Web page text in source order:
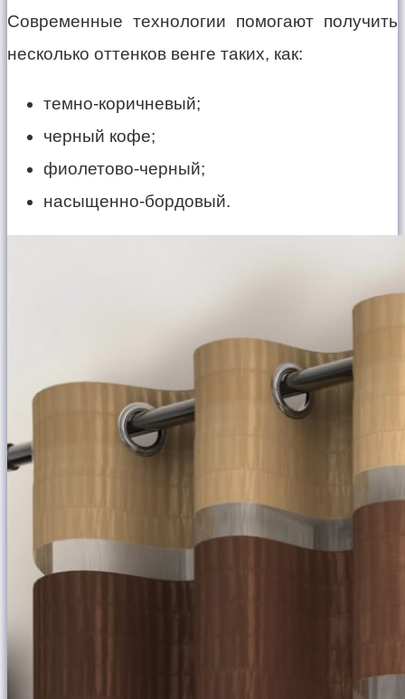
Современные технологии помогают получить
несколько оттенков венге таких, как:
темно-коричневый;
черный кофе;
фиолетово-черный;
насыщенно-бордовый.